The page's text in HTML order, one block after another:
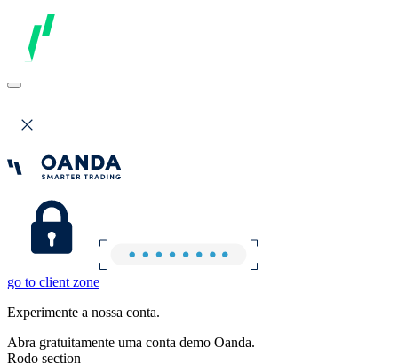
go to client zone
Experimente a nossa conta.
Abra gratuitamente uma conta demo Oanda.
Rodo section